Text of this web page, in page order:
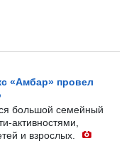
«Амбар» провел
большой семейный
активностями,
и взрослых.